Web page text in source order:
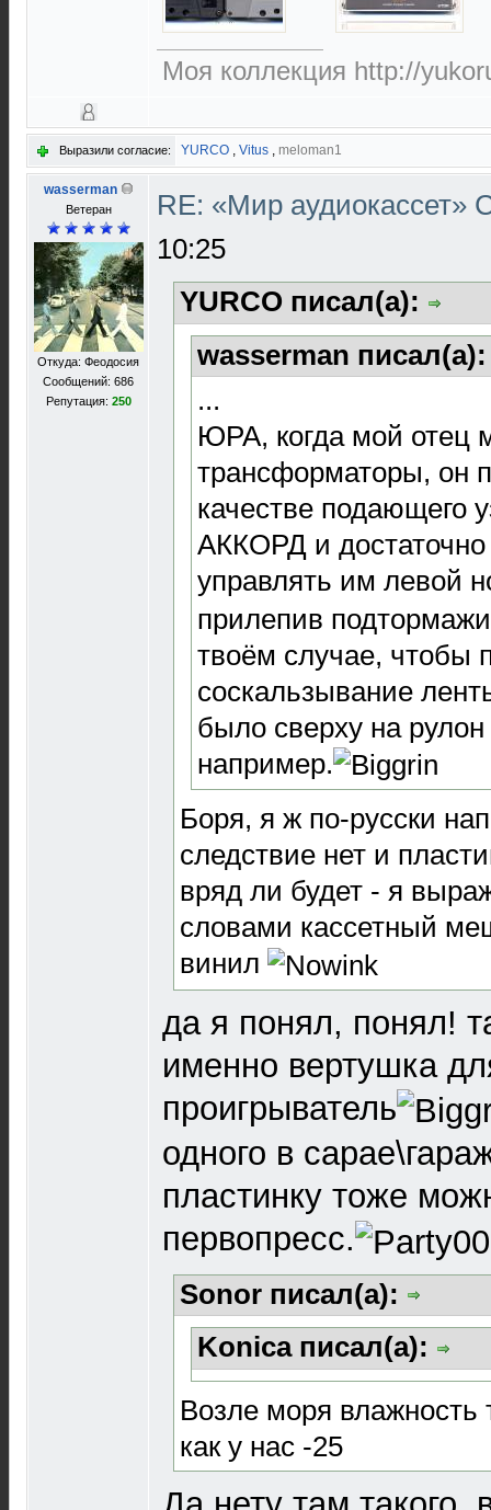
Моя коллекция http://
Выразили согласие: YURCO , Vitus , meloman1
wasserman
Ветеран
Откуда: Феодосия
Сообщений: 686
Репутация: 250
RE: «Мир аудиокассет»
10:25
YURCO писал(а):
wasserman
...
ЮРА, когда мой отец
трансформаторы, он
качестве подающего
АККОРД и
управлять им левой
прилепив
твоём случае, чтобы
соскальзывание
было сверху на
например.
Боря, я ж по-русски
следствие нет и
вряд ли будет - я
словами кассетный
винил
да я понял, понял!
именно вертушка
проигрыватель
одного в
пластинку тоже
первопресс.
Sonor писал(а):
Konica писал(а):
Возле моря влажность
как у нас -25